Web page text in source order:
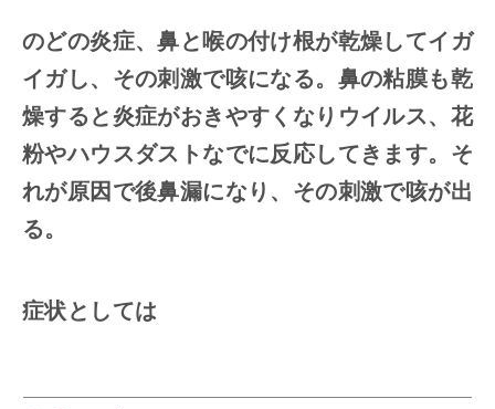
のどの炎症、鼻と喉の付け根が乾燥してイガ
イガし、その刺激で咳になる。鼻の粘膜も乾
燥すると炎症がおきやすくなりウイルス、花
粉やハウスダストなでに反応してきます。そ
れが原因で後鼻漏になり、その刺激で咳が出
る。
症状としては